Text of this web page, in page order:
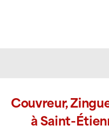
Couvreur,
à Saint-